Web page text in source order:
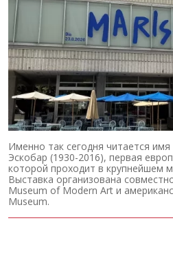
Именно так сегодня читается
Эскобар (1930-2016), первая
которой проходит в крупнейшем
Выставка организована
Museum of Modern Art и
Museum.